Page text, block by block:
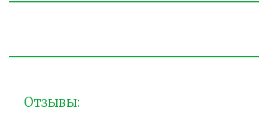
Отзывы: